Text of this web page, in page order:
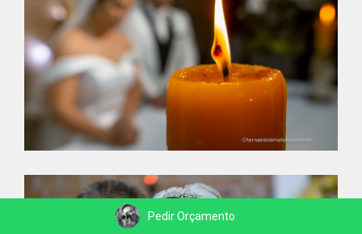
Pedir Orçamento